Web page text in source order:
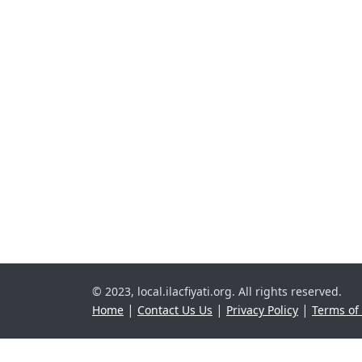
© 2023, local.ilacfiyati.org. All rights reserved.
Home | Contact Us Us | Privacy Policy | Terms of